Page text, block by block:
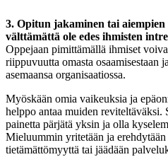
3. Opitun jakaminen tai aiempien
välttämättä ole edes ihmisten
Oppejaan pimittämällä ihmiset
riippuvuutta omasta osaamisestaan
asemaansa organisaatiossa.
Myöskään omia vaikeuksia ja
helppo antaa muiden reviteltäväksi.
painetta pärjätä yksin ja olla
Mieluummin yritetään ja
tietämättömyyttä tai jäädään